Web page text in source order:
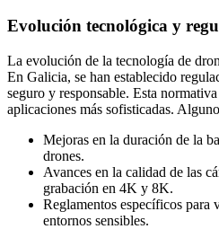
Evolución tecnológica y
La evolución de la tecnología de
En Galicia, se han establecido
seguro y responsable. Esta
aplicaciones más sofisticadas.
Mejoras en la duración de la
drones.
Avances en la calidad de las
grabación en 4K y 8K.
Reglamentos específicos para
entornos sensibles.